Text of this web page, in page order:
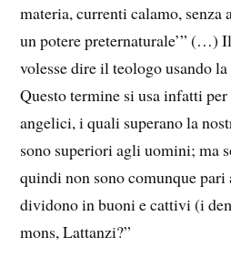
materia, currenti calamo, senza
un potere preternaturale’” (…)
volesse dire il teologo usando
Questo termine si usa infatti
angelici, i quali superano la
sono superiori agli uomini; ma
quindi non sono comunque
dividono in buoni e cattivi (i
mons, Lattanzi?”